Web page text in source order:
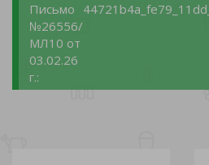
Письмо
№26556/
МЛ10 от
03.02.26
г.: